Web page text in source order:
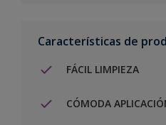
Características de
FÁCIL LIMPIEZA
CÓMODA